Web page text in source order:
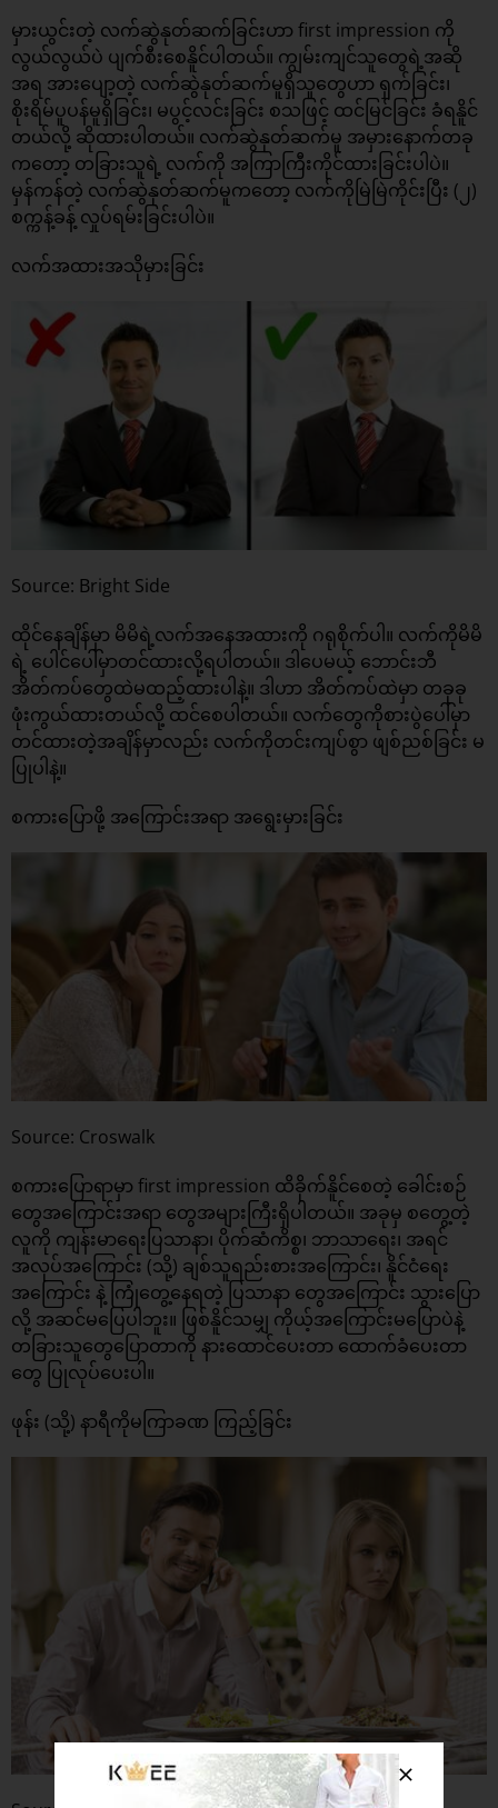
မှားယွင်းတဲ့ လက်ဆွဲနုတ်ဆက်ခြင်းဟာ first impression ကို
လွယ်လွယ်ပဲ ပျက်စီးစေနိူင်ပါတယ်။ ကျွမ်းကျင်သူတွေရဲ့အဆို
အရ အားပျော့တဲ့ လက်ဆွဲနုတ်ဆက်မူရှိသူတွေဟာ ရှက်ခြင်း၊
စိုးရိမ်ပူပန်မူရှိခြင်း၊ မပွင့်လင်းခြင်း စသဖြင့် ထင်မြင်ခြင်း ခံရနိူင်
တယ်လို့ ဆိုထားပါတယ်။ လက်ဆွဲနုတ်ဆက်မူ အမှားနောက်တခု
ကတော့ တခြားသူရဲ့ လက်ကို အကြာကြီးကိုင်ထားခြင်းပါပဲ။
မှန်ကန်တဲ့ လက်ဆွဲနုတ်ဆက်မူကတော့ လက်ကိုမြဲမြဲကိုင်းပြီး (၂)
စက္ကန့်ခန့် လှုပ်ရမ်းခြင်းပါပဲ။
လက်အထားအသိုမှားခြင်း
Source: Bright Side
ထိုင်နေချိန်မှာ မိမိရဲ့လက်အနေအထားကို ဂရုစိုက်ပါ။ လက်ကိုမိမိ
ရဲ့ ပေါင်ပေါ်မှာတင်ထားလို့ရပါတယ်။ ဒါပေမယ့် ဘောင်းဘီ
အိတ်ကပ်တွေထဲမထည့်ထားပါနဲ့။ ဒါဟာ အိတ်ကပ်ထဲမှာ တခုခု
ဖုံးကွယ်ထားတယ်လို့ ထင်စေပါတယ်။ လက်တွေကိုစားပွဲပေါ်မှာ
တင်ထားတဲ့အချိန်မှာလည်း လက်ကိုတင်းကျပ်စွာ ဖျစ်ညစ်ခြင်း မ
ပြုပါနဲ့။
စကားပြောဖို့ အကြောင်းအရာ အရွေးမှားခြင်း
Source: Croswalk
စကားပြောရာမှာ first impression ထိခိုက်နိူင်စေတဲ့ ခေါင်းစဉ်
တွေအကြောင်းအရာ တွေအများကြီးရှိပါတယ်။ အခုမှ စတွေ့တဲ့
လူကို ကျန်းမာရေးပြသာနာ၊ ပိုက်ဆံကိစ္စ၊ ဘာသာရေး၊ အရင်
အလုပ်အကြောင်း (သို့) ချစ်သူရည်းစားအကြောင်း၊ နိူင်ငံရေး
အကြောင်း နဲ့ ကြုံတွေ့နေရတဲ့ ပြသာနာ တွေအကြောင်း သွားပြော
လို့ အဆင်မပြေပါဘူး။ ဖြစ်နိူင်သမျှ ကိုယ့်အကြောင်းမပြောပဲနဲ့
တခြားသူတွေပြောတာကို နားထောင်ပေးတာ ထောက်ခံပေးတာ
တွေ ပြုလုပ်ပေးပါ။
ဖုန်း (သို့) နာရီကိုမကြာခဏ ကြည့်ခြင်း